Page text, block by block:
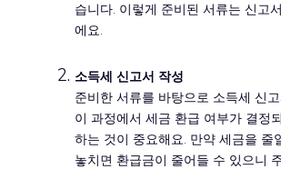
습니다. 이렇게 준비된 서류는 신고
에요.
소득세 신고서 작성
준비한 서류를 바탕으로 소득세 신
이 과정에서 세금 환급 여부가 결정
하는 것이 중요해요. 만약 세금을 줄
놓치면 환급금이 줄어들 수 있으니